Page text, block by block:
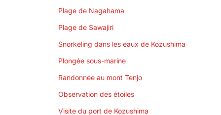
Plage de Nagahama
Plage de Sawajiri
Snorkeling dans les eaux de Kozushima
Plongée sous-marine
Randonnée au mont Tenjo
Observation des étoiles
Visite du port de Kozushima